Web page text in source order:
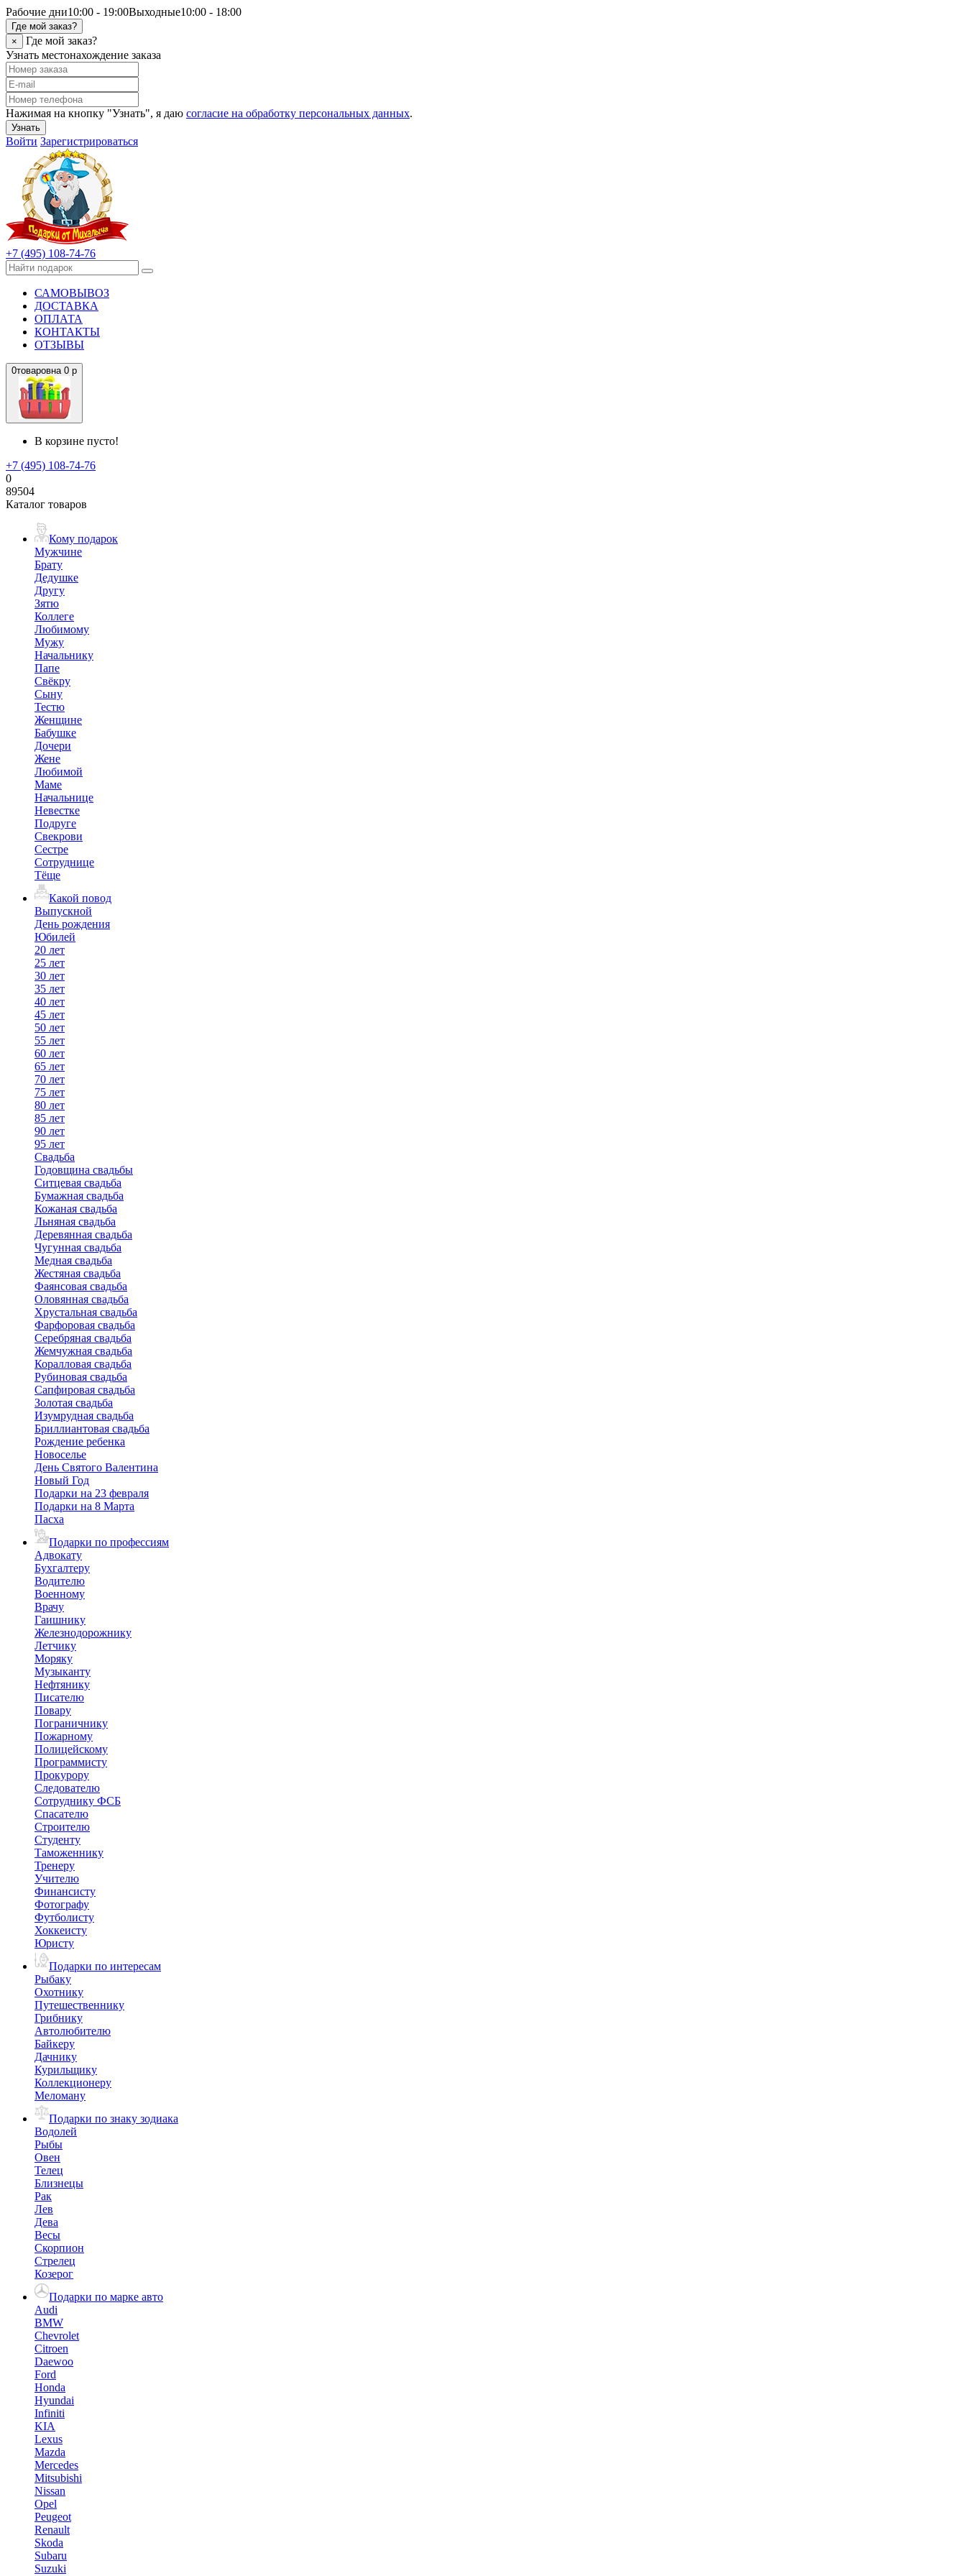
Рабочие дни10:00 - 19:00Выходные10:00 - 18:00
Где мой заказ?
×
Где мой заказ?
Узнать местонахождение заказа
Нажимая на кнопку "Узнать", я даю согласие на обработку персональных данных.
Узнать
Войти Зарегистрироваться
+7 (495) 108-74-76
САМОВЫВОЗ
ДОСТАВКА
ОПЛАТА
КОНТАКТЫ
ОТЗЫВЫ
0товаровна 0 р
В корзине пусто!
+7 (495) 108-74-76
0
89504
Каталог товаров
Кому подарок
Мужчине
Брату
Дедушке
Другу
Зятю
Коллеге
Любимому
Мужу
Начальнику
Папе
Свёкру
Сыну
Тестю
Женщине
Бабушке
Дочери
Жене
Любимой
Маме
Начальнице
Невестке
Подруге
Свекрови
Сестре
Сотруднице
Тёще
Какой повод
Выпускной
День рождения
Юбилей
20 лет
25 лет
30 лет
35 лет
40 лет
45 лет
50 лет
55 лет
60 лет
65 лет
70 лет
75 лет
80 лет
85 лет
90 лет
95 лет
Свадьба
Годовщина свадьбы
Ситцевая свадьба
Бумажная свадьба
Кожаная свадьба
Льняная свадьба
Деревянная свадьба
Чугунная свадьба
Медная свадьба
Жестяная свадьба
Фаянсовая свадьба
Оловянная свадьба
Хрустальная свадьба
Фарфоровая свадьба
Серебряная свадьба
Жемчужная свадьба
Коралловая свадьба
Рубиновая свадьба
Сапфировая свадьба
Золотая свадьба
Изумрудная свадьба
Бриллиантовая свадьба
Рождение ребенка
Новоселье
День Святого Валентина
Новый Год
Подарки на 23 февраля
Подарки на 8 Марта
Пасха
Подарки по профессиям
Адвокату
Бухгалтеру
Водителю
Военному
Врачу
Гаишнику
Железнодорожнику
Летчику
Моряку
Музыканту
Нефтянику
Писателю
Повару
Пограничнику
Пожарному
Полицейскому
Программисту
Прокурору
Следователю
Сотруднику ФСБ
Спасателю
Строителю
Студенту
Таможеннику
Тренеру
Учителю
Финансисту
Фотографу
Футболисту
Хоккеисту
Юристу
Подарки по интересам
Рыбаку
Охотнику
Путешественнику
Грибнику
Автолюбителю
Байкеру
Дачнику
Курильщику
Коллекционеру
Меломану
Подарки по знаку зодиака
Водолей
Рыбы
Овен
Телец
Близнецы
Рак
Лев
Дева
Весы
Скорпион
Стрелец
Козерог
Подарки по марке авто
Audi
BMW
Chevrolet
Citroen
Daewoo
Ford
Honda
Hyundai
Infiniti
KIA
Lexus
Mazda
Mercedes
Mitsubishi
Nissan
Opel
Peugeot
Renault
Skoda
Subaru
Suzuki